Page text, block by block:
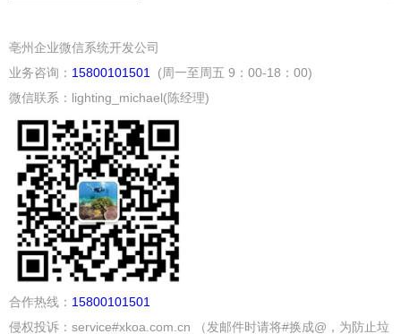
亳州企业微信系统开发公司
业务咨询： 15800101501
(周一至周五 9：00-18：00)
微信联系：lighting_michael(陈经理)
合作热线： 15800101501
侵权投诉：service#xkoa.com.cn （发邮件时请将#换成@，为防止垃